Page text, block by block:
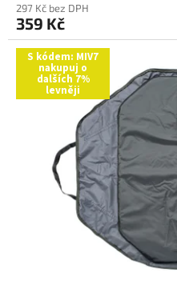
297 Kč bez DPH
359 Kč
S kódem: MIV7
nakupuj o
dalších 7%
levněji